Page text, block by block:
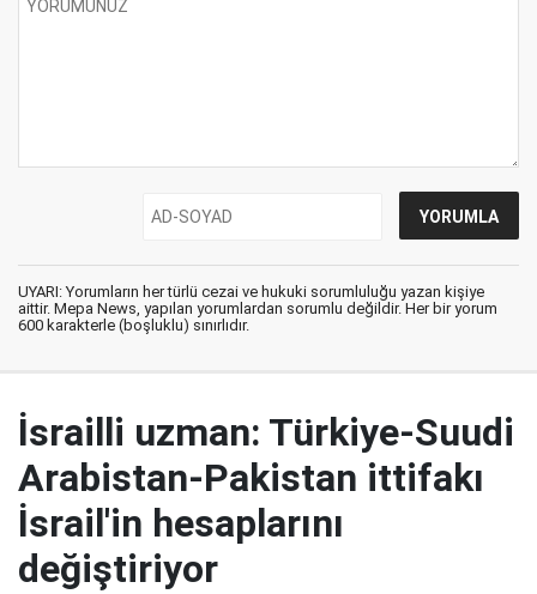
UYARI: Yorumların her türlü cezai ve hukuki sorumluluğu yazan kişiye
aittir. Mepa News, yapılan yorumlardan sorumlu değildir. Her bir yorum
600 karakterle (boşluklu) sınırlıdır.
İsrailli uzman: Türkiye-Suudi
Arabistan-Pakistan ittifakı
İsrail'in hesaplarını
değiştiriyor